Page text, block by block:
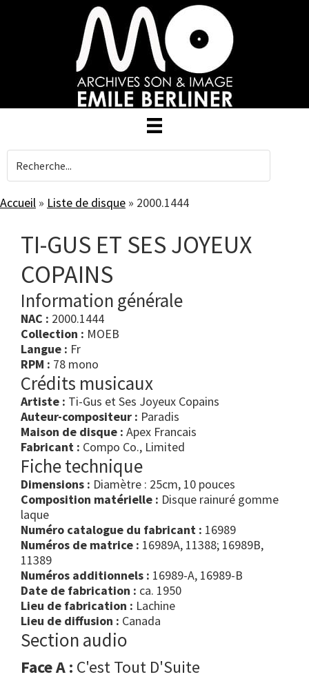
Accueil » Liste de disque » 2000.1444
TI-GUS ET SES JOYEUX
COPAINS
Information générale
NAC : 2000.1444
Collection : MOEB
Langue : Fr
RPM : 78 mono
Crédits musicaux
Artiste : Ti-Gus et Ses Joyeux Copains
Auteur-compositeur : Paradis
Maison de disque : Apex Francais
Fabricant : Compo Co., Limited
Fiche technique
Dimensions : Diamètre : 25cm, 10 pouces
Composition matérielle : Disque rainuré gomme
laque
Numéro catalogue du fabricant : 16989
Numéros de matrice : 16989A, 11388; 16989B,
11389
Numéros additionnels : 16989-A, 16989-B
Date de fabrication : ca. 1950
Lieu de fabrication : Lachine
Lieu de diffusion : Canada
Section audio
Face A : C'est Tout D'Suite